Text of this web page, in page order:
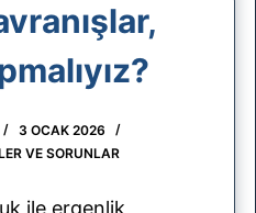
3 OCAK 2026
VE SORUNLAR
ile ergenlik